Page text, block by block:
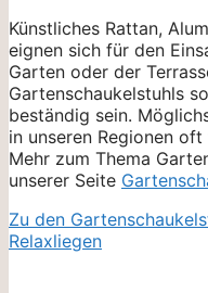
Künstliches Rattan,
eignen sich für den
Garten oder der
Gartenschaukelstuhls
beständig sein.
in unseren Regionen
Mehr zum Thema
unserer Seite
Zu den
Relaxliegen